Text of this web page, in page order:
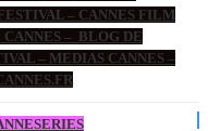
– CANNES FILM
– BLOG DE
– MEDIAS CANNES –